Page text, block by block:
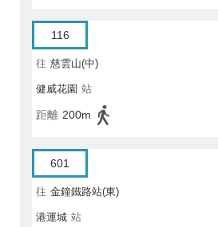
116
往 慈雲山(中)
健威花園 站
距離 200m
601
往 金鐘鐵路站(東)
港運城 站